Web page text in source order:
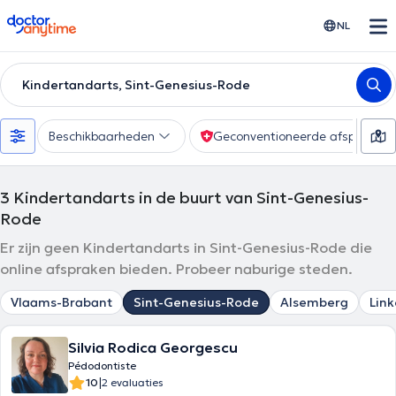
doctoranytime NL
Kindertandarts, Sint-Genesius-Rode
Beschikbaarheden Geconventioneerde afspraak
3 Kindertandarts in de buurt van Sint-Genesius-
Rode
Er zijn geen Kindertandarts in Sint-Genesius-Rode die
online afspraken bieden. Probeer naburige steden.
Vlaams-Brabant Sint-Genesius-Rode Alsemberg
Silvia Rodica Georgescu
Pédodontiste
10|2 evaluaties